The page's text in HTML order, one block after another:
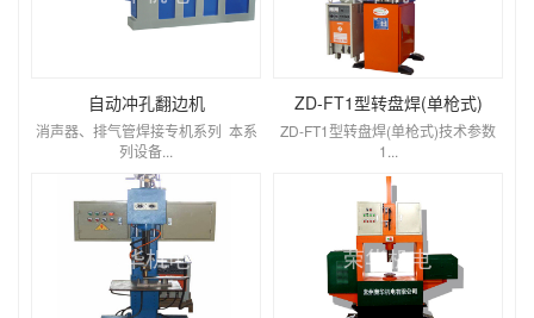
自动冲孔翻边机
消声器、排气管焊接专机系列 本系
列设备...
ZD-FT1型转盘焊(单枪式)
ZD-FT1型转盘焊(单枪式)技术参数
1...